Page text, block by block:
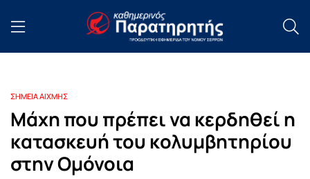
ΣΗΜΕΙΑ ΑΙΧΜΗΣ
Μάχη που πρέπει να κερδηθεί η
κατασκευή του κολυμβητηρίου
στην Ομόνοια